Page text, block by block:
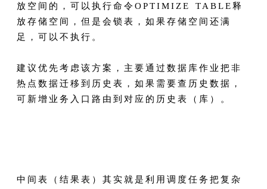
放空间的，可以执行命令OPTIMIZE TABLE释
放存储空间，但是会锁表，如果存储空间还满
足，可以不执行。
建议优先考虑该方案，主要通过数据库作业把非
热点数据迁移到历史表，如果需要查历史数据，
可新增业务入口路由到对应的历史表（库）。
中间表（结果表）其实就是利用调度任务把复杂